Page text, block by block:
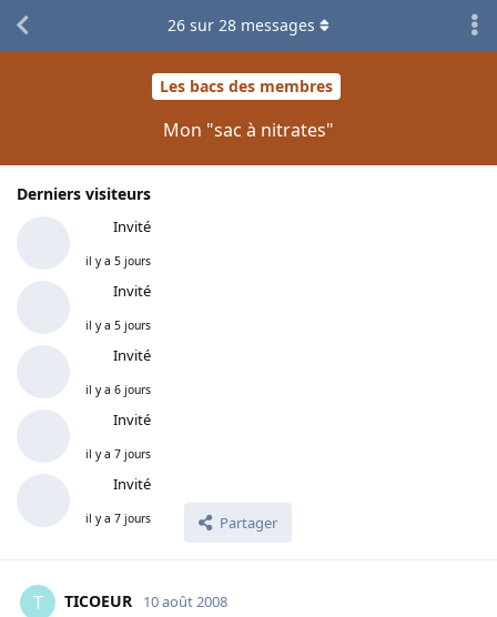
Les bacs des membres
Mon "sac à nitrates"
Derniers visiteurs
Invité
il y a 5 jours
Invité
il y a 5 jours
Invité
il y a 6 jours
Invité
il y a 7 jours
Invité
il y a 7 jours Partager
26 sur 28 messages
T TICOEUR 10 août 2008